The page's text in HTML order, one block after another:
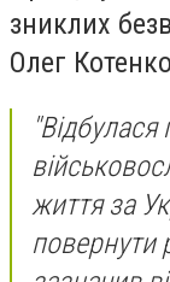
зниклих
Олег
"Відбулася
життя за
повернути